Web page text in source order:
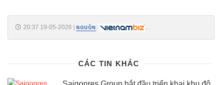
20:37 19-05-2026 NGUỒN :
CÁC TIN KHÁC